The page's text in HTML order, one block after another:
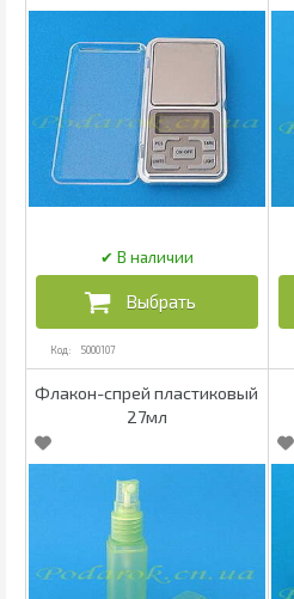
5000107
Флакон-спрей пластиковый
27мл